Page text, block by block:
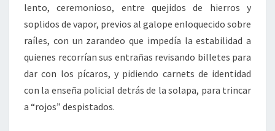
lento, ceremonioso, entre quejidos de hierros y
soplidos de vapor, previos al galope enloquecido sobre
raíles, con un zarandeo que impedía la estabilidad a
quienes recorrían sus entrañas revisando billetes para
dar con los pícaros, y pidiendo carnets de identidad
con la enseña policial detrás de la solapa, para trincar
a “rojos” despistados.